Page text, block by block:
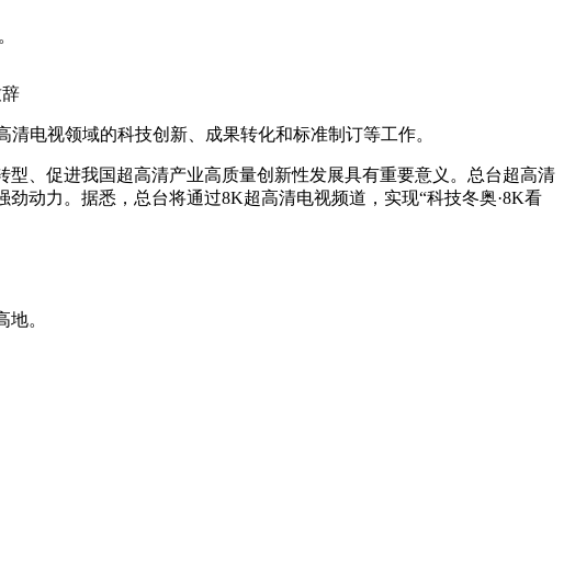
电视领域的科技创新、成果转化和标准制订等工作。
、促进我国超高清产业高质量创新性发展具有重要意义。总台超高清
动力。据悉，总台将通过8K超高清电视频道，实现“科技冬奥·8K看
。